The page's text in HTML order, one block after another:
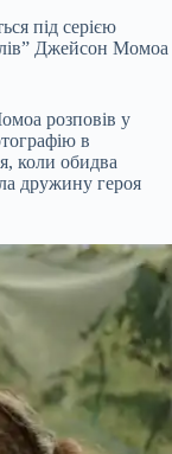
під серією
Джейсон Момоа
розповів у
в
коли обидва
дружину героя